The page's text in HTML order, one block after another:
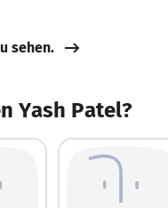
sehen.
Yash Patel?